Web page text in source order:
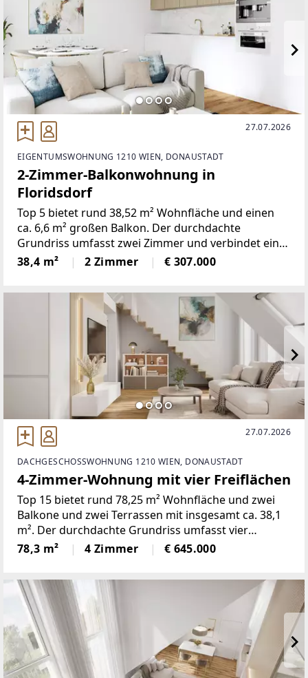
27.07.2026
EIGENTUMSWOHNUNG 1210 WIEN, DONAUSTADT
2-Zimmer-Balkonwohnung in
Floridsdorf
Top 5 bietet rund 38,52 m² Wohnfläche und einen
ca. 6,6 m² großen Balkon. Der durchdachte
Grundriss umfasst zwei Zimmer und verbindet eine
offene Wohnküche mit gut nutzbaren Privat- und
Nebenräumen.Die Wohnung entsteht im
38,4 m² 2 Zimmer € 307.000
27.07.2026
DACHGESCHOSSWOHNUNG 1210 WIEN, DONAUSTADT
4-Zimmer-Wohnung mit vier Freiflächen
Top 15 bietet rund 78,25 m² Wohnfläche und zwei
Balkone und zwei Terrassen mit insgesamt ca. 38,1
m². Der durchdachte Grundriss umfasst vier
Zimmer und verbindet eine offene Wohnküche mit
gut nutzbaren Privat- und Nebenräumen.Die
78,3 m² 4 Zimmer € 645.000